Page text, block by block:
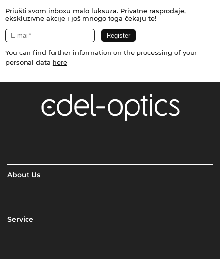
Priušti svom inboxu malo luksuza. Privatne rasprodaje,
ekskluzivne akcije i još mnogo toga čekaju te!
You can find further information on the processing of your
personal data here
About Us
Service